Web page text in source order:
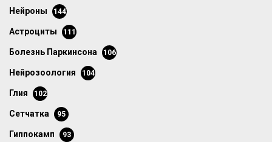
нейроны 144
астроциты 111
болезнь Паркинсона 106
нейрозоология 104
глия 102
сетчатка 95
гиппокамп 93